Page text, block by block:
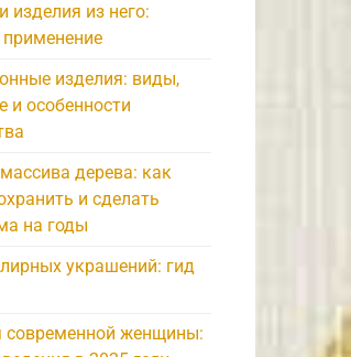
изделия из него:
применение
изделия: виды,
и особенности
дерева: как
и сделать
на годы
украшений: гид
современной женщины: